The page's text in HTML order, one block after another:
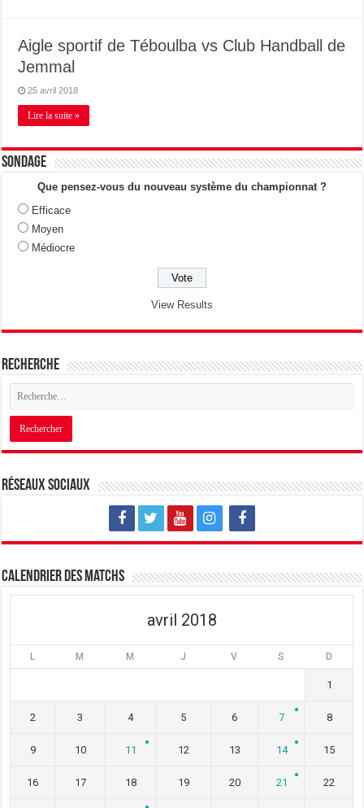
Aigle sportif de Téboulba vs Club Handball de
Jemmal
25 avril 2018
Lire la suite »
Sondage
Que pensez-vous du nouveau système du championnat ?
Efficace
Moyen
Médiocre
View Results
Recherche
Réseaux sociaux
Calendrier des matchs
avril 2018
L M M J V S D
1
2 3 4 5 6 7 8
9 10 11 12 13 14 15
16 17 18 19 20 21 22